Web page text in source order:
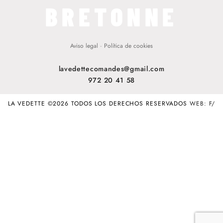
Aviso legal · Política de cookies
lavedettecomandes@gmail.com
972 20 41 58
LA VEDETTE ©2026 TODOS LOS DERECHOS RESERVADOS WEB: F/